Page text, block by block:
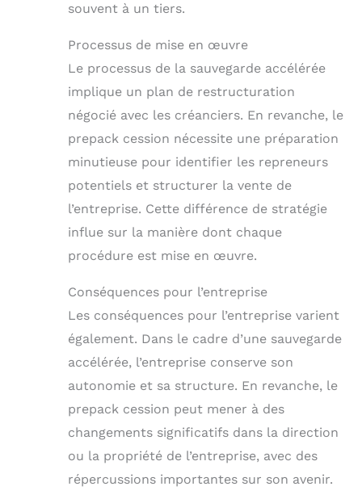
souvent à un tiers.
Processus de mise en œuvre
Le processus de la sauvegarde accélérée
implique un plan de restructuration
négocié avec les créanciers. En revanche, le
prepack cession nécessite une préparation
minutieuse pour identifier les repreneurs
potentiels et structurer la vente de
l’entreprise. Cette différence de stratégie
influe sur la manière dont chaque
procédure est mise en œuvre.
Conséquences pour l’entreprise
Les conséquences pour l’entreprise varient
également. Dans le cadre d’une sauvegarde
accélérée, l’entreprise conserve son
autonomie et sa structure. En revanche, le
prepack cession peut mener à des
changements significatifs dans la direction
ou la propriété de l’entreprise, avec des
répercussions importantes sur son avenir.